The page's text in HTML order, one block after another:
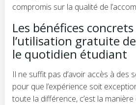
compromis sur la qualité de
Les bénéfices
l’utilisation gratuite
le quotidien étudiant
Il ne suffit pas d’avoir accès à des
pour que l’expérience soit
toute la différence, c’est la